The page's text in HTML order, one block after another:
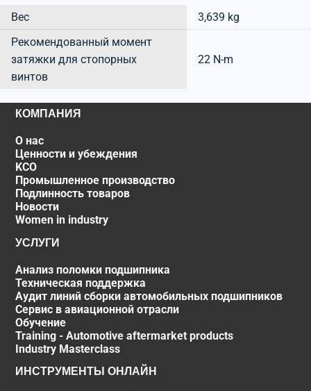
Вес
3,639 kg
Рекомендованный момент
затяжки для стопорных
винтов
22 N-m
КОМПАНИЯ
О нас
Ценности и убеждения
KCO
Промышленное производство
Подлинность товаров
Новости
Women in industry
УСЛУГИ
Анализ поломки подшипника
Техническая поддержка
Аудит линий сборки автомобильных подшипников
Сервис в авиационной отрасли
Обучение
Training - Automotive aftermarket products
Industry Masterclass
ИНСТРУМЕНТЫ ОНЛАЙН